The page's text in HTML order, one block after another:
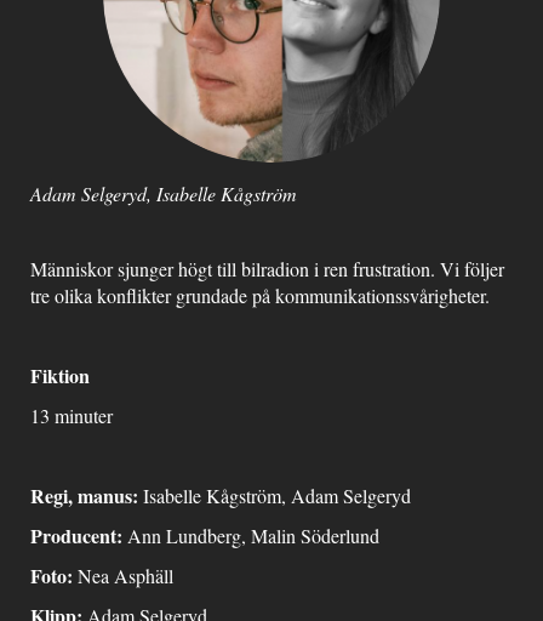
Adam Selgeryd, Isabelle Kågström
Människor sjunger högt till bilradion i ren frustration. Vi följer
tre olika konflikter grundade på kommunikationssvårigheter.
Fiktion
13 minuter
Regi, manus: Isabelle Kågström, Adam Selgeryd
Producent: Ann Lundberg, Malin Söderlund
Foto: Nea Asphäll
Adam Selgeryd